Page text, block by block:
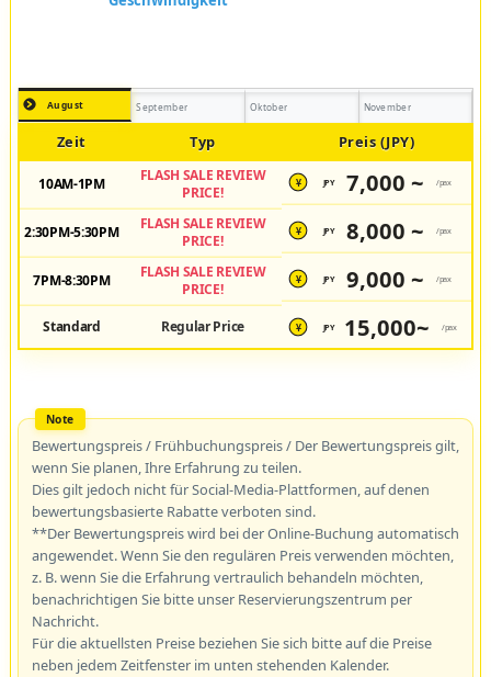
August September Oktober November
Zeit Typ Preis (JPY)
10AM-1PM
FLASH SALE REVIEW
PRICE!
¥ JPY 7,000 ~ /pax
2:30PM-5:30PM
FLASH SALE REVIEW
PRICE!
¥ JPY 8,000 ~ /pax
7PM-8:30PM
FLASH SALE REVIEW
PRICE!
¥ JPY 9,000 ~ /pax
Standard Regular Price ¥ JPY 15,000~ /pax
Bewertungspreis / Frühbuchungspreis / Der Bewertungspreis gilt,
wenn Sie planen, Ihre Erfahrung zu teilen.
Dies gilt jedoch nicht für Social-Media-Plattformen, auf denen
bewertungsbasierte Rabatte verboten sind.
**Der Bewertungspreis wird bei der Online-Buchung automatisch
angewendet. Wenn Sie den regulären Preis verwenden möchten,
z. B. wenn Sie die Erfahrung vertraulich behandeln möchten,
benachrichtigen Sie bitte unser Reservierungszentrum per
Nachricht.
Für die aktuellsten Preise beziehen Sie sich bitte auf die Preise
neben jedem Zeitfenster im unten stehenden Kalender.